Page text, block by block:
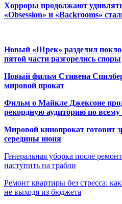
Хорроры продолжают
«Obsession» и «Backrooms»
Новый «Шрек» разделил
пятой части разгорелись споры
Новый фильм Стивена
мировой прокат
Фильм о Майкле Джексоне
рекордную аудиторию по
Мировой кинопрокат готовит
середины июня
Генеральная уборка после
наступить на грабли
Ремонт квартиры без стресса:
не выходя из бюджета